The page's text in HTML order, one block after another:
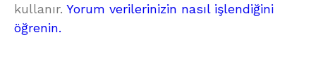
kullanır. Yorum verilerinizin nasıl işlendiğini
öğrenin.